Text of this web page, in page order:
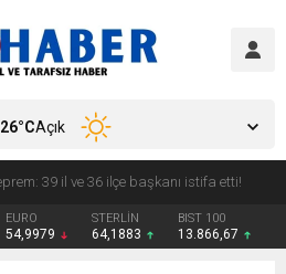
EURO
54,9979
STERLİN
64,1883
BIST 100
13.866,67
26°CAçık